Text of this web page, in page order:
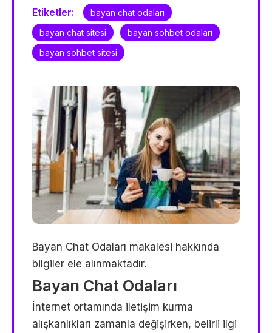
Etiketler:
bayan chat odaları
bayan chat sitesi
bayan sohbet odaları
bayan sohbet sitesi
Bayan Chat Odaları makalesi hakkında
bilgiler ele alınmaktadır.
Bayan Chat Odaları
İnternet ortamında iletişim kurma
alışkanlıkları zamanla değişirken, belirli ilgi